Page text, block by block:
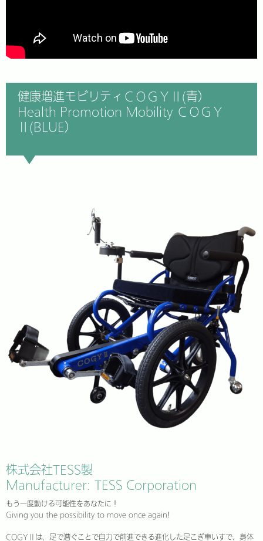
健康増進モビリティＣＯＧＹⅡ(青）
Health Promotion Mobility ＣＯＧＹ
Ⅱ(BLUE）
株式会社TESS製
Manufacturer: TESS Corporation
もう一度動ける可能性をあなたに！
Giving you the possibility to move once again!
COGYⅡは、足で漕ぐことで自力で前進できる進化した足こぎ車いすで、身体